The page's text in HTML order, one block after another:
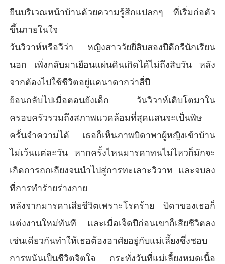
ยืนบริเวณหน้าบ้านด้วยความรู้สึกแปลกๆ ที่เริ่มก่อตัว
ขึ้นภายในใจ
วันวิวาห์หรือวีว่า หญิงสาววัยยี่สิบสองปีดีกรีนักเรียน
นอก เพิ่งกลับมาเยือนแผ่นดินเกิดได้ไม่ถึงสิบวัน หลัง
จากต้องไปใช้ชีวิตอยู่แคนาดากว่าสี่ปี
ย้อนกลับไปเมื่อตอนยังเด็ก วันวิวาห์เติบโตมาใน
ครอบครัวรวมถึงสภาพแวดล้อมที่สุดแสนจะเป็นพิษ
ครั้นจำความได้ เธอก็เห็นภาพบิดาพาผู้หญิงเข้าบ้าน
ไม่เว้นแต่ละวัน หากครั้งไหนมารดาทนไม่ไหวก็มักจะ
เกิดการถกเถียงจนนำไปสู่การทะเลาะวิวาท และจบลง
ที่การทำร้ายร่างกาย
หลังจากมารดาเสียชีวิตเพราะโรคร้าย บิดาของเธอก็
แต่งงานใหม่ทันที และเมื่อเจ็ดปีก่อนเขาก็เสียชีวิตลง
เช่นเดียวกันทำให้เธอต้องอาศัยอยู่กับแม่เลี้ยงซึ่งชอบ
การพนันเป็นชีวิตจิตใจ กระทั่งวันที่แม่เลี้ยงหมดเนื้อ